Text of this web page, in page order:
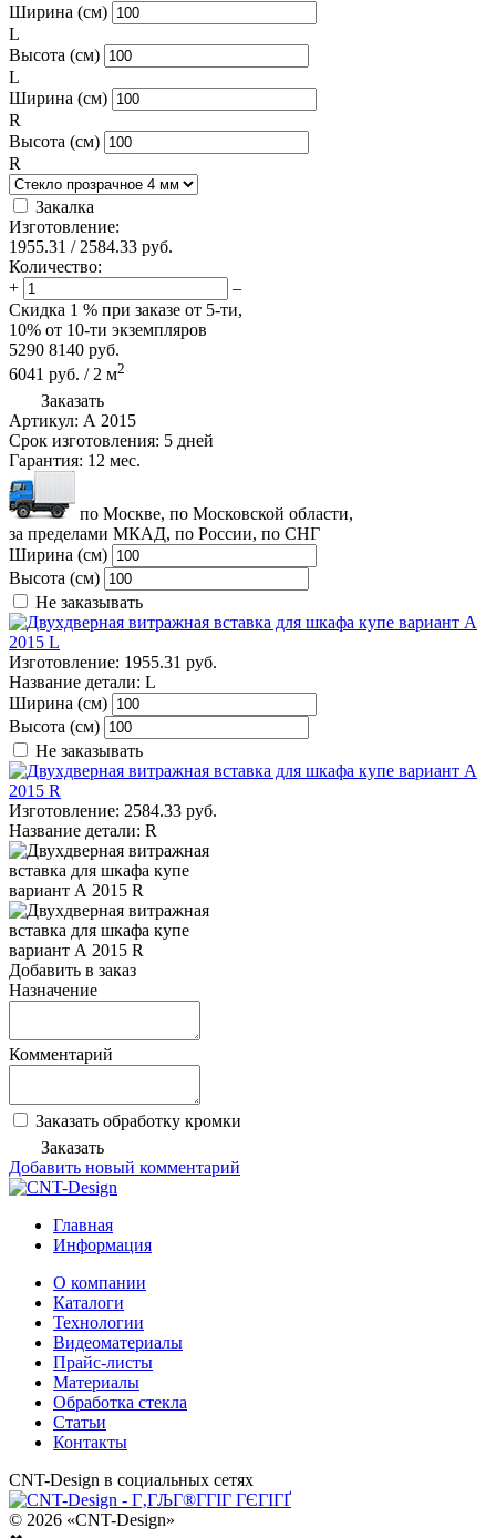
Ширина (см)
L
Высота (см)
L
Ширина (см)
R
Высота (см)
R
Закалка
Изготовление:
1955.31 / 2584.33 руб.
Количество:
+
–
Скидка 1 % при заказе от 5-ти,
10% от 10-ти экземпляров
5290 8140 руб.
6041 руб. / 2 м2
Заказать
Артикул: А 2015
Срок изготовления: 5 дней
Гарантия: 12 мес.
по Москве, по Московской области,
за пределами МКАД, по России, по СНГ
Ширина (см)
Высота (см)
Не заказывать
Изготовление: 1955.31 руб.
Название детали: L
Ширина (см)
Высота (см)
Не заказывать
Изготовление: 2584.33 руб.
Название детали: R
Добавить в заказ
Назначение
Комментарий
Заказать обработку кромки
Заказать
Добавить новый комментарий
Главная
Информация
О компании
Каталоги
Технологии
Видеоматериалы
Прайс-листы
Материалы
Обработка стекла
Статьи
Контакты
CNT-Design в социальных сетях
© 2026 «CNT-Design»